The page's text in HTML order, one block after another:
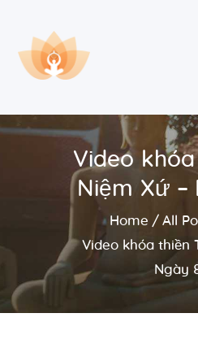
Video
Niệm Xứ –
Home All
Video khóa thiền
Ngày
Trang chủ
Bài giảng
Lớp học và sự kiện
Về Dhammaduta